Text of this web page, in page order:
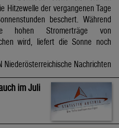
Hitzewelle der vergangenen Tage
beschert. Während
Stromerträge von
wird, liefert die Sonne noch
Niederösterreichische Nachrichten
im Juli